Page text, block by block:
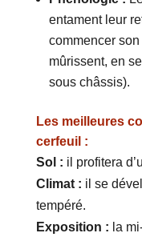
entament leur
commencer
mûrissent, en
sous châssis).
Les meilleures
cerfeuil :
Sol : il profitera
Climat : il se
tempéré.
Exposition : la